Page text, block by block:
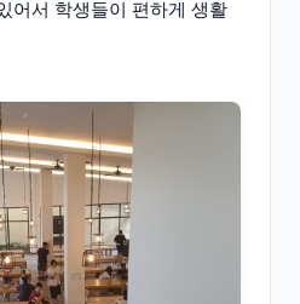
어서 학생들이 편하게 생활